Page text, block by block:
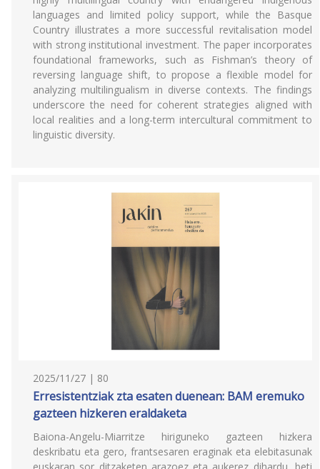
languages and limited policy support, while the Basque
Country illustrates a more successful revitalisation model
with strong institutional investment. The paper incorporates
foundational frameworks, such as Fishman’s theory of
reversing language shift, to propose a flexible model for
analyzing multilingualism in diverse contexts. The findings
underscore the need for coherent strategies aligned with
local realities and a long-term intercultural commitment to
linguistic diversity.
2025/11/27 | 80
Erresistentziak zta esaten duenean: BAM eremuko
gazteen hizkeren eraldaketa
Baiona-Angelu-Miarritze hiriguneko gazteen hizkera
deskribatu eta gero, frantsesaren eraginak eta elebitasunak